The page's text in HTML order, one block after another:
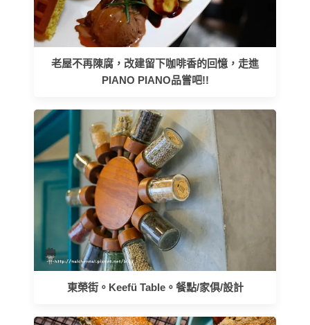
老屋不再陳腐，改建留下咖啡香的回憶，走進
PIANO PIANO品嘗吧!!
東榮街。Keefü Table。餐點/家俱/設計